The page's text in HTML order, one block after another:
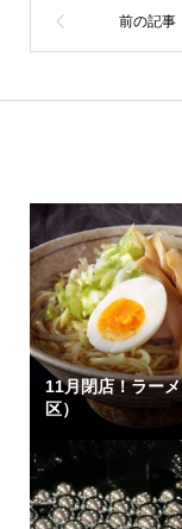
11月閉店！ラー
区）